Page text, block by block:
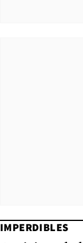
IMPERDIBLES